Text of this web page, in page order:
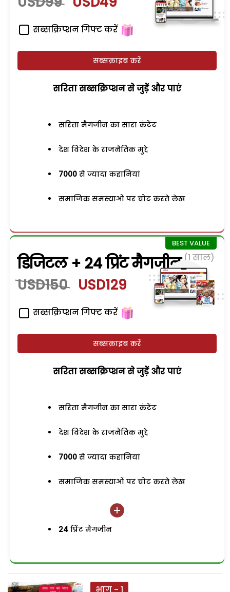
सब्सक्रिप्शन गिफ्ट करें
सब्सक्राइब करें
सरिता सब्सक्रिप्शन से जुड़ेें और पाएं
सरिता मैगजीन का सारा कंटेंट
देश विदेश के राजनैतिक मुद्दे
7000 से ज्यादा कहानियां
समाजिक समस्याओं पर चोट करते लेख
डिजिटल + 24 प्रिंट मैगजीन (1 साल)
USD150 USD129
सब्सक्रिप्शन गिफ्ट करें
सब्सक्राइब करें
सरिता सब्सक्रिप्शन से जुड़ेें और पाएं
सरिता मैगजीन का सारा कंटेंट
देश विदेश के राजनैतिक मुद्दे
7000 से ज्यादा कहानियां
समाजिक समस्याओं पर चोट करते लेख
24 प्रिंट मैगजीन